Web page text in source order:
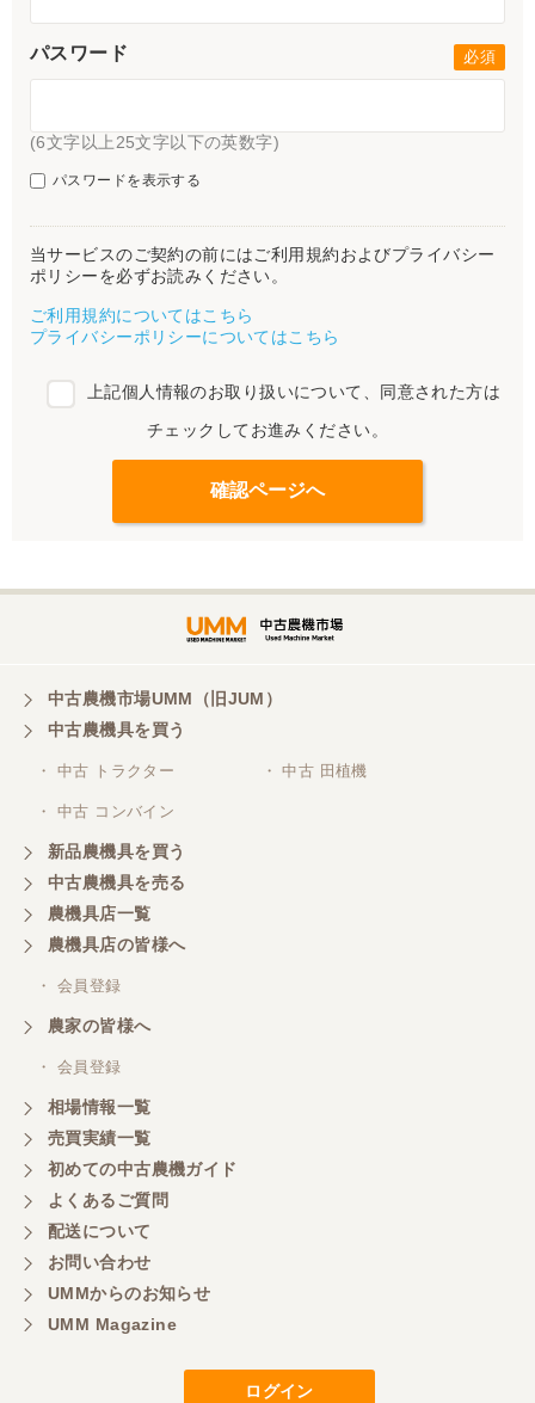
パスワード
(6文字以上25文字以下の英数字)
パスワードを表示する
当サービスのご契約の前にはご利用規約およびプライバシー
ポリシーを必ずお読みください。
ご利用規約についてはこちら
プライバシーポリシーについてはこちら
上記個人情報のお取り扱いについて、同意された方は
チェックしてお進みください。
中古農機市場UMM（旧JUM）
中古農機具を買う
・ 中古 トラクター ・ 中古 田植機
・ 中古 コンバイン
新品農機具を買う
中古農機具を売る
農機具店一覧
農機具店の皆様へ
・ 会員登録
農家の皆様へ
・ 会員登録
相場情報一覧
売買実績一覧
初めての中古農機ガイド
よくあるご質問
配送について
お問い合わせ
UMMからのお知らせ
UMM Magazine
ログイン